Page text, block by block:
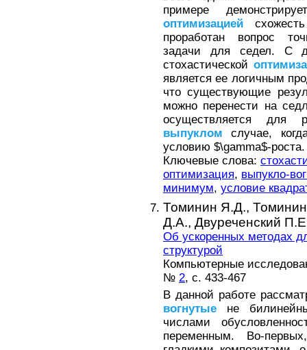
примере
оптимизацией
проработан вопрос
задачи для седел. С
стохастической
является ее логичным
что существующие
можно перенести на
осуществляется для
выпуклом случае,
условию $\gamma$-роста.
Ключевые слова:
оптимизация, выпукло-
минимум, условие
Томинин Я.Д.,
Д.А., Двуреченский
Об ускоренных методах
структурой
Компьютерные
№ 2, с. 433-467
В данной работе
вогнутые не
числами
переменным. Во-